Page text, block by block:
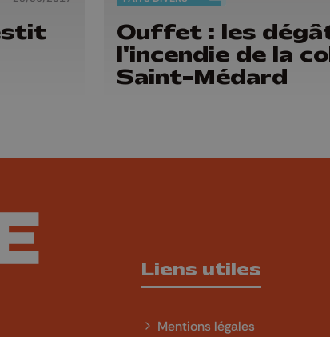
Ouffet : les
l'incendie de la
Saint-Médard
Liens utiles
Mentions légales